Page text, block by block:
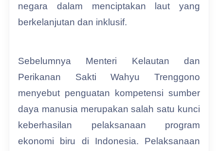
negara dalam menciptakan laut yang
berkelanjutan dan inklusif.
Sebelumnya Menteri Kelautan dan
Perikanan Sakti Wahyu Trenggono
menyebut penguatan kompetensi sumber
daya manusia merupakan salah satu kunci
keberhasilan pelaksanaan program
ekonomi biru di Indonesia. Pelaksanaan